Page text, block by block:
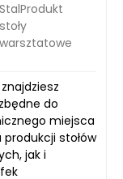
StalProdukt
stoły
warsztatowe
do
miejsca
stołów
jak i